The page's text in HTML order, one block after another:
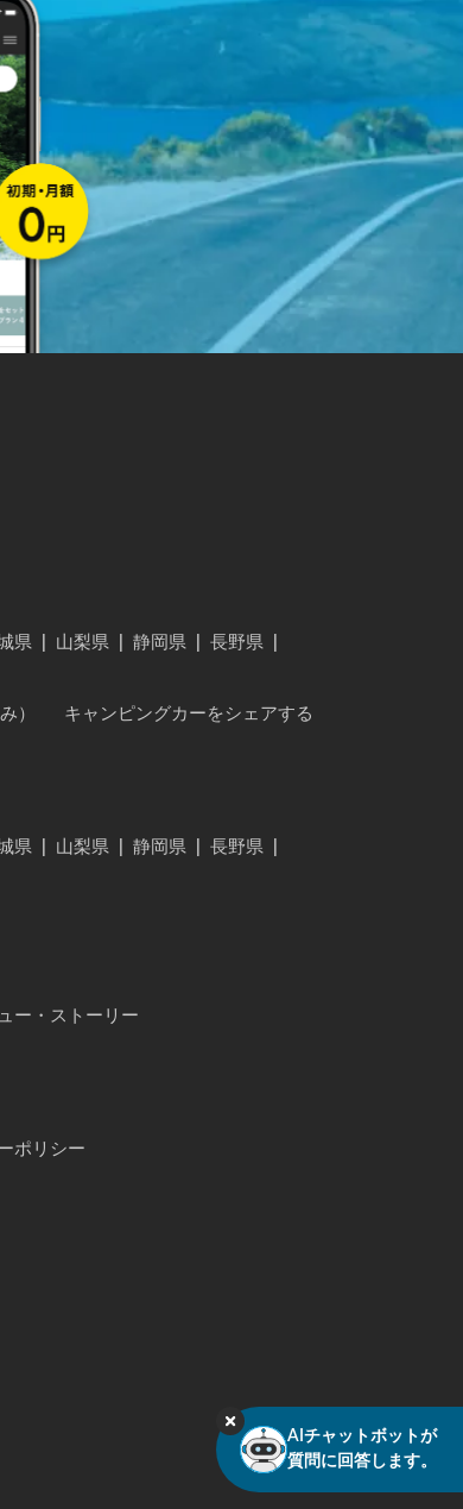
AIチャットボットが
質問に回答します。
県 山梨県 静岡県 長野県
） キャンピングカーをシェアする
県 山梨県 静岡県 長野県
ー・ストーリー
ポリシー